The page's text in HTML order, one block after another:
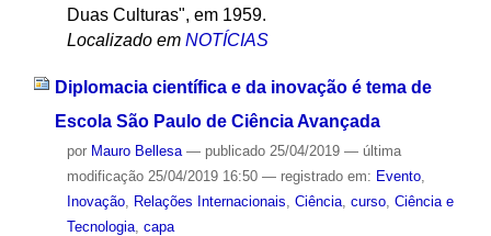
Duas Culturas", em 1959.
Localizado em NOTÍCIAS
Diplomacia científica e da inovação é tema de
Escola São Paulo de Ciência Avançada
por Mauro Bellesa — publicado25/04/2019 — última
modificação25/04/2019 16:50 — registrado em: Evento,
Inovação, Relações Internacionais Ciência, curso, Ciência e
Tecnologia, capa